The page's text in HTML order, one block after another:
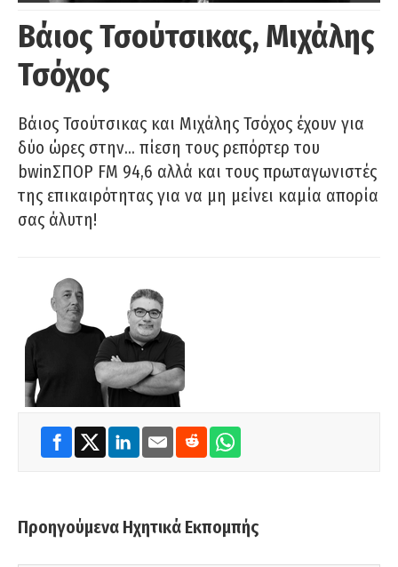
Βάιος Τσούτσικας, Μιχάλης
Τσόχος
Βάιος Τσούτσικας και Μιχάλης Τσόχος έχουν για
δύο ώρες στην… πίεση τους ρεπόρτερ του
bwinΣΠΟΡ FM 94,6 αλλά και τους πρωταγωνιστές
της επικαιρότητας για να μη μείνει καμία απορία
σας άλυτη!
Προηγούμενα Ηχητικά Εκπομπής